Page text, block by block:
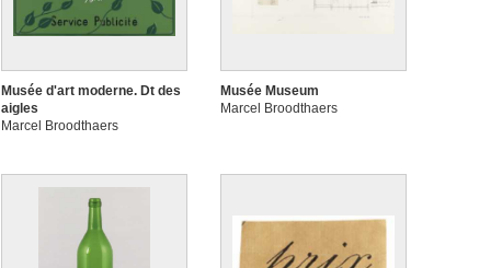
Musée d'art moderne. Dt des
aigles
Marcel Broodthaers
Musée Museum
Marcel Broodthaers